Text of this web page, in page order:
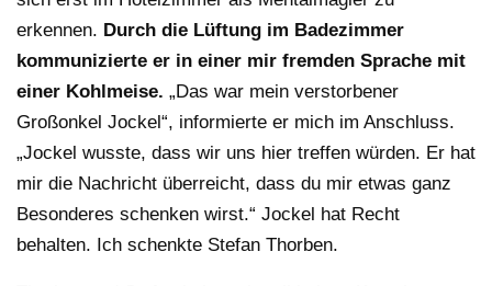
erkennen. Durch die Lüftung im Badezimmer
kommunizierte er in einer mir fremden Sprache mit
einer Kohlmeise. „Das war mein verstorbener
Großonkel Jockel“, informierte er mich im Anschluss.
„Jockel wusste, dass wir uns hier treffen würden. Er hat
mir die Nachricht überreicht, dass du mir etwas ganz
Besonderes schenken wirst.“ Jockel hat Recht
behalten. Ich schenkte Stefan Thorben.